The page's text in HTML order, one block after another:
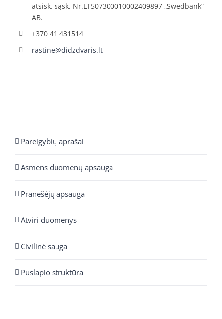
atsisk. sąsk. Nr.LT507300010002409897 „Swedbank“
AB.
+370 41 431514
rastine@didzdvaris.lt
Pareigybių aprašai
Asmens duomenų apsauga
Pranešėjų apsauga
Atviri duomenys
Civilinė sauga
Puslapio struktūra